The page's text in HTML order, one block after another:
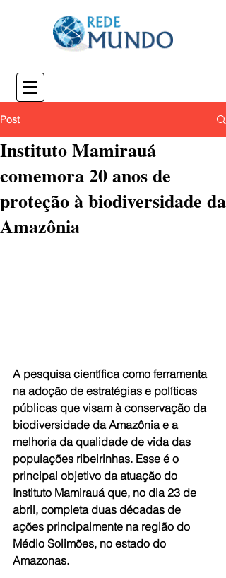
Post
Instituto Mamirauá
comemora 20 anos de
proteção à biodiversidade da
Amazônia
A pesquisa científica como ferramenta
na adoção de estratégias e políticas
públicas que visam à conservação da
biodiversidade da Amazônia e a
melhoria da qualidade de vida das
populações ribeirinhas. Esse é o
principal objetivo da atuação do
Instituto Mamirauá que, no dia 23 de
abril, completa duas décadas de
ações principalmente na região do
Médio Solimões, no estado do
Amazonas.